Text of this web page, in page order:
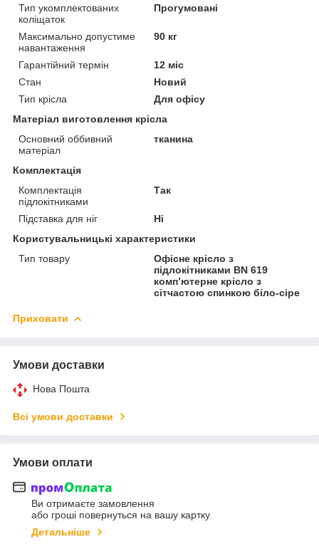
Тип укомплектованих
коліщаток
Прогумовані
Максимально допустиме
навантаження
90 кг
Гарантійний термін
12 міс
Стан
Новий
Тип крісла
Для офісу
Матеріал виготовлення крісла
Основний оббивний
матеріал
тканина
Комплектація
Комплектація
підлокітниками
Так
Підставка для ніг
Ні
Користувальницькі характеристики
Тип товару
Офісне крісло з
підлокітниками BN 619
комп’ютерне крісло з
сітчастою спинкою біло-сіре
Приховати
Умови доставки
Нова Пошта
Всі умови доставки
Умови оплати
Ви отримаєте замовлення
або гроші повернуться на вашу картку
Детальніше